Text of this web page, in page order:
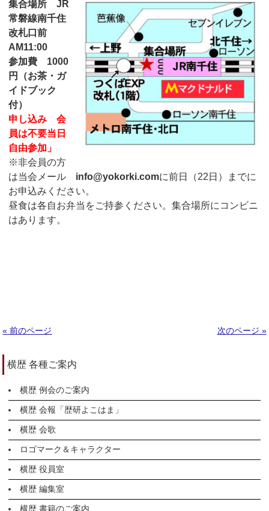
集合場所 JR
常磐線南千住
改札口前
AM11:00
参加費 1000
円（お茶・ガ
イドブック
付）
申し込み 会
員は不要当日
自由参加」
※非会員の方
は当会メール info@yokorki.comに前日（22日）までに
お申込みください。
昼食は各自お弁当をご持参ください。集合場所にコンビニ
はあります。
« 前のページ 次のページ »
横歴 各種ご案内
横歴 例会のご案内
横歴 会報「歴研よこはま」
横歴 会歌
ロゴマーク＆キャラクター
横歴 役員室
横歴 編集室
横歴 書籍のご案内